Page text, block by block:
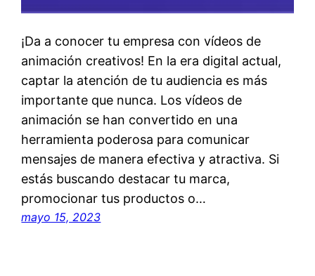
¡Da a conocer tu empresa con vídeos de
animación creativos! En la era digital actual,
captar la atención de tu audiencia es más
importante que nunca. Los vídeos de
animación se han convertido en una
herramienta poderosa para comunicar
mensajes de manera efectiva y atractiva. Si
estás buscando destacar tu marca,
promocionar tus productos o…
mayo 15, 2023